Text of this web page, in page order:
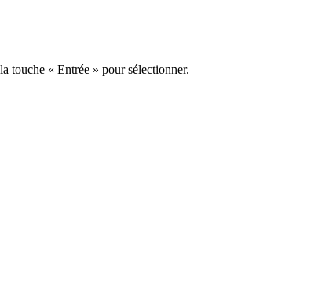
touche « Entrée » pour sélectionner.